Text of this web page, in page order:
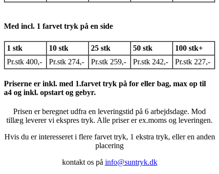
Med incl. 1 farvet tryk på en side
1 stk 10 stk 25 stk 50 stk
100 stk+
Pr.stk 400,-
Pr.stk 274,- Pr.stk 259,- Pr.stk 242,- Pr.stk 227,-
Priserne er inkl. med 1.farvet tryk på for eller bag, max op til
a4 og inkl. opstart og gebyr.
Prisen er beregnet udfra en leveringstid på 6 arbejdsdage. Mod
tillæg leverer vi ekspres tryk. Alle priser er ex.moms og leveringen.
Hvis du er interesseret i flere farvet tryk, 1 ekstra tryk, eller en anden
placering
kontakt os på info@suntryk.dk